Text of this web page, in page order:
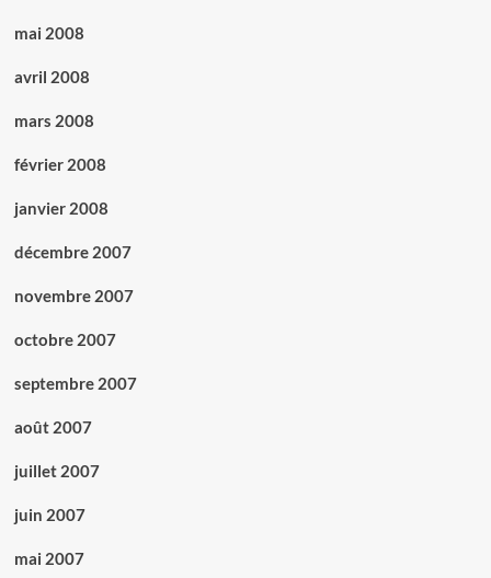
mai 2008
avril 2008
mars 2008
février 2008
janvier 2008
décembre 2007
novembre 2007
octobre 2007
septembre 2007
août 2007
juillet 2007
juin 2007
mai 2007